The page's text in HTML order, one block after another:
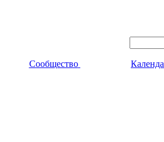
Сообщество